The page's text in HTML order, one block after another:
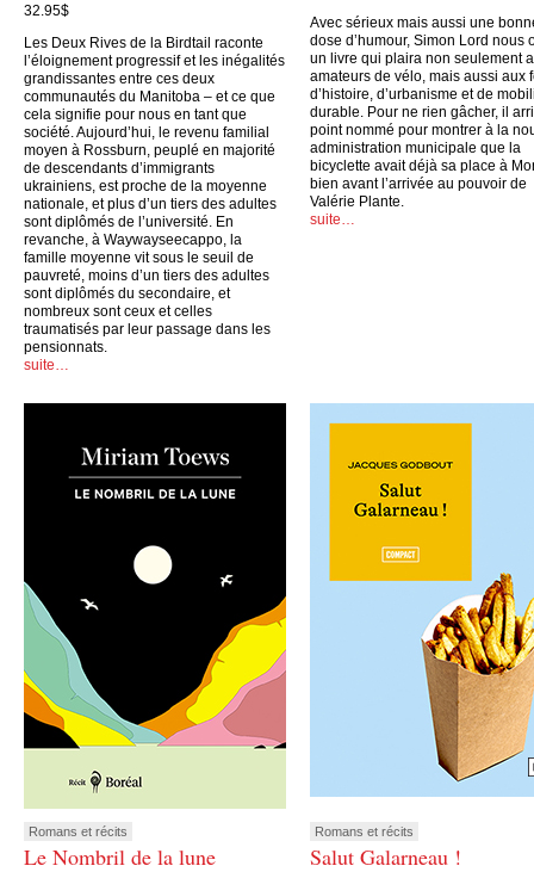
32.95$
Les Deux Rives de la Birdtail raconte
l’éloignement progressif et les inégalités
grandissantes entre ces deux
communautés du Manitoba – et ce que
cela signifie pour nous en tant que
société. Aujourd’hui, le revenu familial
moyen à Rossburn, peuplé en majorité
de descendants d’immigrants
ukrainiens, est proche de la moyenne
nationale, et plus d’un tiers des adultes
sont diplômés de l’université. En
revanche, à Waywayseecappo, la
famille moyenne vit sous le seuil de
pauvreté, moins d’un tiers des adultes
sont diplômés du secondaire, et
nombreux sont ceux et celles
traumatisés par leur passage dans les
pensionnats.
suite…
Avec sérieux mais aussi une
dose d’humour, Simon Lord nous
un livre qui plaira non seulement
amateurs de vélo, mais aussi aux
d’histoire, d’urbanisme et de
durable. Pour ne rien gâcher, il
point nommé pour montrer à la
administration municipale que la
bicyclette avait déjà sa place à
bien avant l’arrivée au pouvoir de
Valérie Plante.
suite…
Romans et récits
Le Nombril de la lune
Romans et récits
Salut Galarneau !